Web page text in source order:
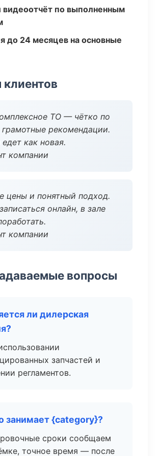
по выполненным
до 24 месяцев на основные
ТО — чётко по
рекомендации.
как новая.
компании
цены и понятный подход.
онлайн, в зале
компании
вопросы
ли дилерская
запчастей и
регламентов.
занимает {category}?
сроки сообщаем
точное время — после